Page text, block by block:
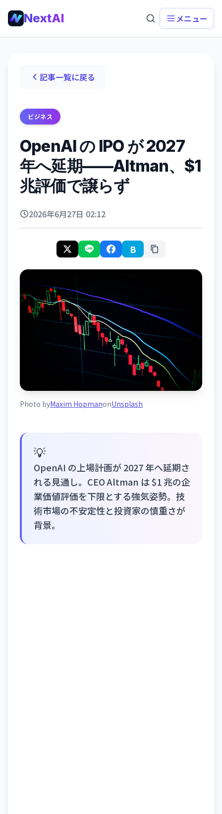
NextAI メニュー
記事一覧に戻る
ビジネス
OpenAI の IPO が 2027
年へ延期——Altman、$1
兆評価で譲らず
2026年6月27日 02:12
B
Photo byMaxim HopmanonUnsplash
💡
OpenAI の上場計画が 2027 年へ延期さ
れる見通し。CEO Altman は $1 兆の企
業価値評価を下限とする強気姿勢。技
術市場の不安定性と投資家の慎重さが
背景。